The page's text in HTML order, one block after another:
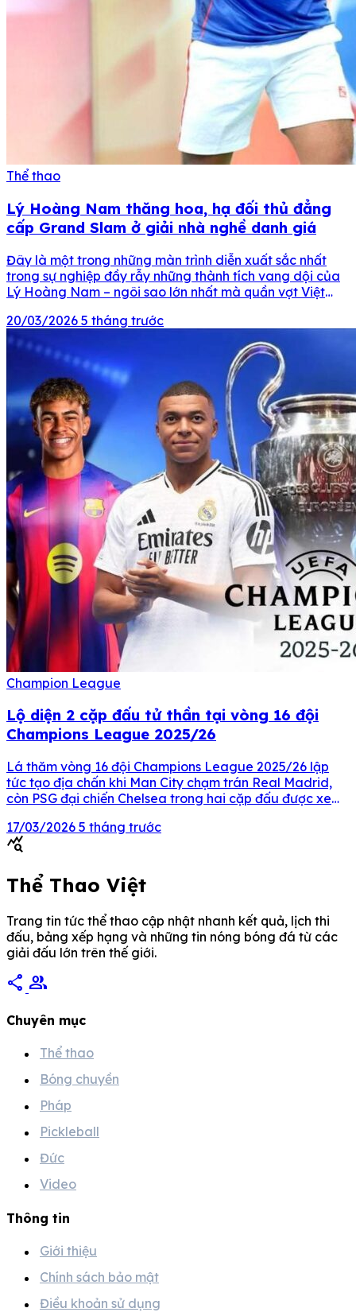
Thể thao
Lý Hoàng Nam thăng hoa, hạ đối thủ đẳng
cấp Grand Slam ở giải nhà nghề danh giá
Đây là một trong những màn trình diễn xuất sắc nhất
trong sự nghiệp đầy rẫy những thành tích vang dội của
Lý Hoàng Nam – ngôi sao lớn nhất mà quần vợt Việt
Tuyên Sơn (Đà Nẵng), giải Challenger Đà Nẵng Tennis
Open – […]
20/03/2026 5 tháng trước
Champion League
Lộ diện 2 cặp đấu tử thần tại vòng 16 đội
Champions League 2025/26
Lá thăm vòng 16 đội Champions League 2025/26 lập
tức tạo địa chấn khi Man City chạm trán Real Madrid,
còn PSG đại chiến Chelsea trong hai cặp đấu được xem
chính Man City vs Real Madrid: “Kinh điển quen thuộc”
của Champions League PSG […]
17/03/2026 5 tháng trước
query_stats
Thể Thao Việt
Trang tin tức thể thao cập nhật nhanh kết quả, lịch thi
đấu, bảng xếp hạng và những tin nóng bóng đá từ các
giải đấu lớn trên thế giới.
share group
Chuyên mục
Thể thao
Bóng chuyền
Pháp
Pickleball
Đức
Video
Thông tin
Giới thiệu
Chính sách bảo mật
Điều khoản sử dụng